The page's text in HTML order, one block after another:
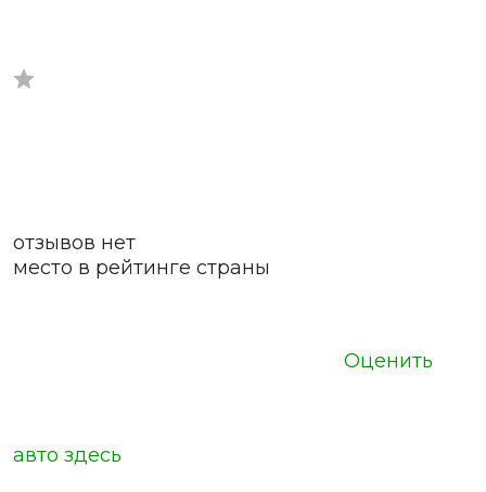
отзывов нет
место в рейтинге страны
Оценить
авто здесь